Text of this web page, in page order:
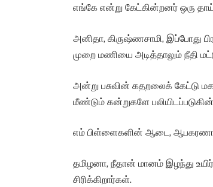
எங்கே என்று கேட்கின்றனர் ஒரு
அனிதா, கிருஷ்ணசாமி, இப்போது
முறை மணியை அடித்தாலும் நீதி
அன்று பசுவின் கதறலைக் கேட்டு
மீண்டும் கன்றுகளே
எம் பிள்ளைகளின் ஆடை,
தமிழனா, நீதான் மானம் இழந்து உயிர்
சிரிக்கிறார்கள்.